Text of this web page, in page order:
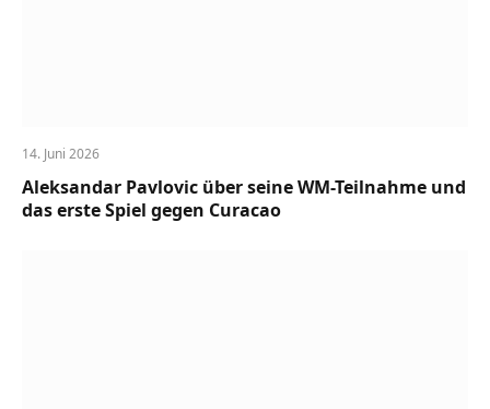
14. Juni 2026
Aleksandar Pavlovic über seine WM-Teilnahme und
das erste Spiel gegen Curacao